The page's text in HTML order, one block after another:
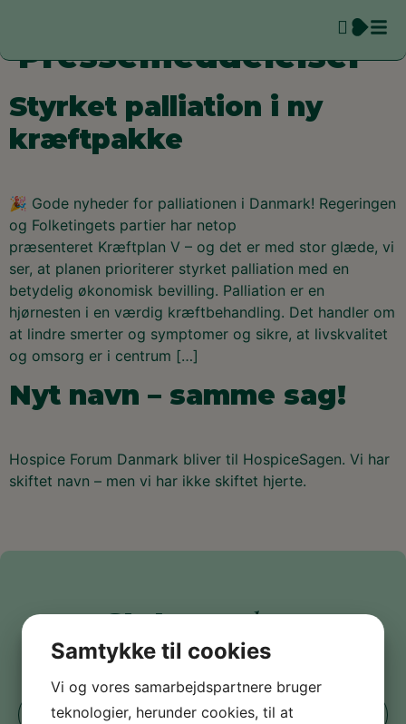
Pressemeddelelser
Styrket palliation i ny
kræftpakke
🎉 Gode nyheder for palliationen i Danmark! Regeringen
og Folketingets partier har netop
præsenteret Kræftplan V – og det er med stor glæde, vi
ser, at planen prioriterer styrket palliation med en
betydelig økonomisk bevilling. Palliation er en
hjørnesten i en værdig kræftbehandling. Det handler om
at lindre smerter og symptomer og sikre, at livskvalitet
og omsorg er i centrum […]
Nyt navn – samme sag!
Hospice Forum Danmark bliver til HospiceSagen. Vi har
skiftet navn – men vi har ikke skiftet hjerte.
Støt engod sag
i dag
Send din donation
Samtykke til cookies
Vi og vores samarbejdspartnere bruger
teknologier, herunder cookies, til at